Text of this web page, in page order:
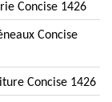
Concise 1426
Concise
Concise 1426